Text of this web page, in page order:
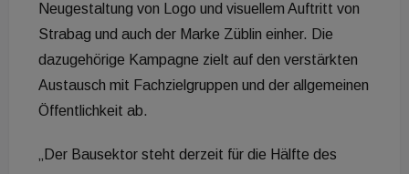
Neugestaltung von Logo und visuellem Auftritt von
Strabag und auch der Marke Züblin einher. Die
dazugehörige Kampagne zielt auf den verstärkten
Austausch mit Fachzielgruppen und der allgemeinen
Öffentlichkeit ab.
„Der Bausektor steht derzeit für die Hälfte des